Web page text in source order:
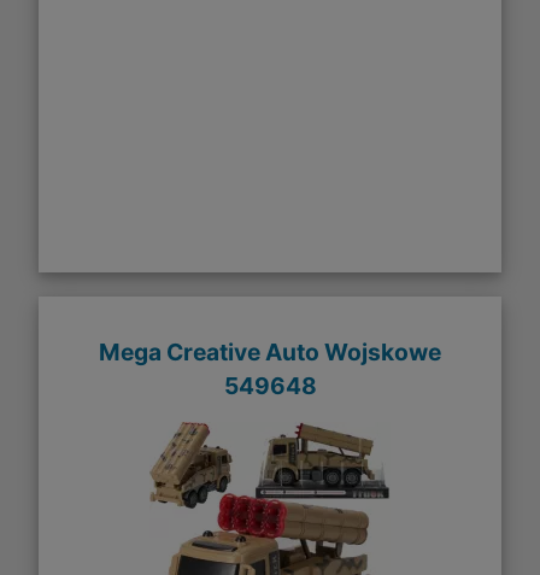
Mega Creative Auto Wojskowe
549648